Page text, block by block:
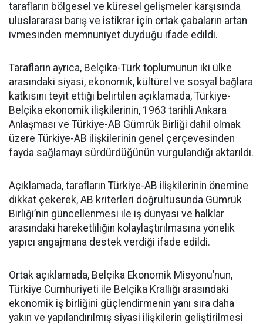
tarafların bölgesel ve küresel gelişmeler karşısında
uluslararası barış ve istikrar için ortak çabaların artan
ivmesinden memnuniyet duyduğu ifade edildi.
Tarafların ayrıca, Belçika-Türk toplumunun iki ülke
arasındaki siyasi, ekonomik, kültürel ve sosyal bağlara
katkısını teyit ettiği belirtilen açıklamada, Türkiye-
Belçika ekonomik ilişkilerinin, 1963 tarihli Ankara
Anlaşması ve Türkiye-AB Gümrük Birliği dahil olmak
üzere Türkiye-AB ilişkilerinin genel çerçevesinden
fayda sağlamayı sürdürdüğünün vurgulandığı aktarıldı.
Açıklamada, tarafların Türkiye-AB ilişkilerinin önemine
dikkat çekerek, AB kriterleri doğrultusunda Gümrük
Birliği’nin güncellenmesi ile iş dünyası ve halklar
arasındaki hareketliliğin kolaylaştırılmasına yönelik
yapıcı angajmana destek verdiği ifade edildi.
Ortak açıklamada, Belçika Ekonomik Misyonu’nun,
Türkiye Cumhuriyeti ile Belçika Krallığı arasındaki
ekonomik iş birliğini güçlendirmenin yanı sıra daha
yakın ve yapılandırılmış siyasi ilişkilerin geliştirilmesi